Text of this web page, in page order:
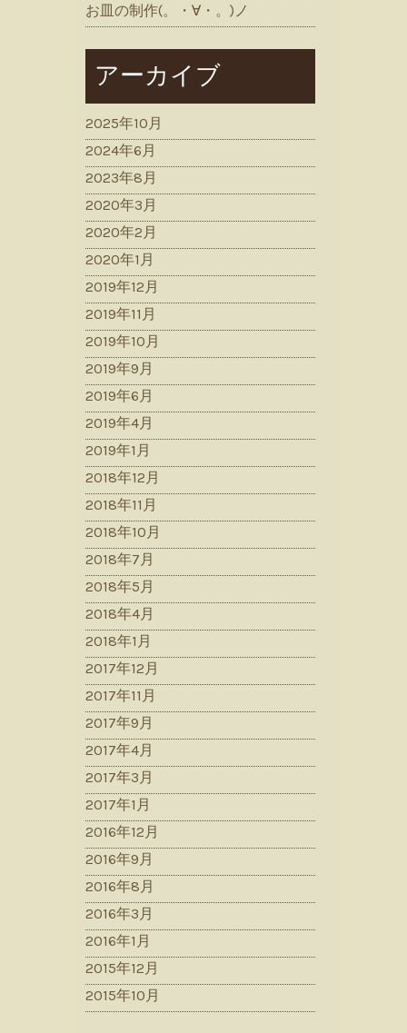
お皿の制作(。・∀・。)ノ
アーカイブ
2025年10月
2024年6月
2023年8月
2020年3月
2020年2月
2020年1月
2019年12月
2019年11月
2019年10月
2019年9月
2019年6月
2019年4月
2019年1月
2018年12月
2018年11月
2018年10月
2018年7月
2018年5月
2018年4月
2018年1月
2017年12月
2017年11月
2017年9月
2017年4月
2017年3月
2017年1月
2016年12月
2016年9月
2016年8月
2016年3月
2016年1月
2015年12月
2015年10月